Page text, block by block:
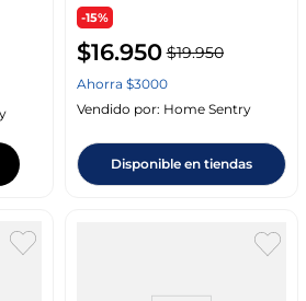
-15%
$16.950 $19.950
Ahorra $3000
Vendido por: Home Sentry
Disponible en tiendas